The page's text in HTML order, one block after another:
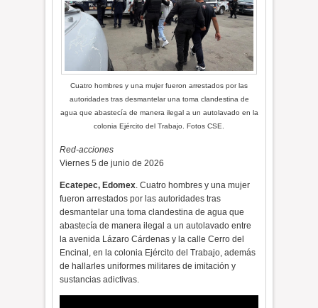
Cuatro hombres y una mujer fueron arrestados por las
autoridades tras desmantelar una toma clandestina de
agua que abastecía de manera ilegal a un autolavado en la
colonia Ejército del Trabajo. Fotos CSE.
Red-acciones
Viernes 5 de junio de 2026
Ecatepec, Edomex. Cuatro hombres y una mujer
fueron arrestados por las autoridades tras
desmantelar una toma clandestina de agua que
abastecía de manera ilegal a un autolavado entre
la avenida Lázaro Cárdenas y la calle Cerro del
Encinal, en la colonia Ejército del Trabajo, además
de hallarles uniformes militares de imitación y
sustancias adictivas.